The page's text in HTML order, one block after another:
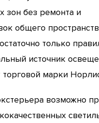
зон без ремонта и
общего
только
источник
торговой марки
возможно